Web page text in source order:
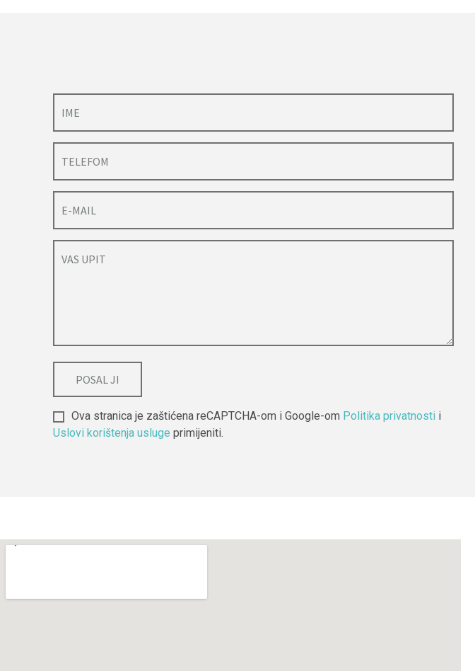
Ova stranica je zaštićena reCAPTCHA-om i Google-om Politika privatnosti i
Uslovi korištenja usluge primijeniti.